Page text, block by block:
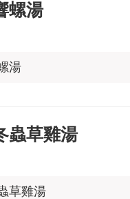
螺湯
湯
蟲草雞湯
草雞湯